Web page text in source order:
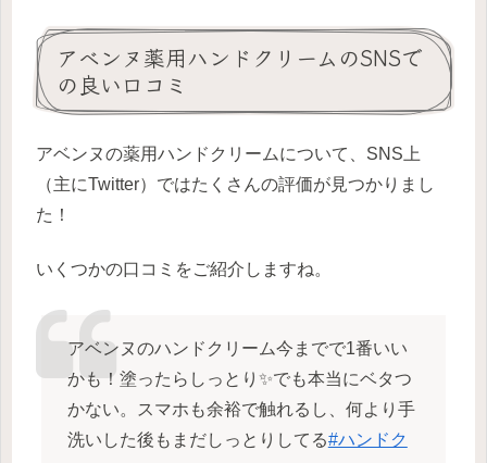
アベンヌ薬用ハンドクリームのSNSで
の良い口コミ
アベンヌの薬用ハンドクリームについて、SNS上
（主にTwitter）ではたくさんの評価が見つかりまし
た！
いくつかの口コミをご紹介しますね。
アベンヌのハンドクリーム今までで1番いい
かも！塗ったらしっとり✨でも本当にベタつ
かない。スマホも余裕で触れるし、何より手
洗いした後もまだしっとりしてる#ハンドク